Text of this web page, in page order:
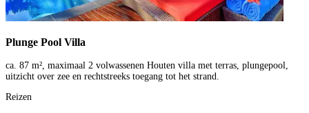
Plunge Pool Villa
ca. 87 m², maximaal 2 volwassenen Houten villa met terras, plungepool,
uitzicht over zee en rechtstreeks toegang tot het strand.
Reizen